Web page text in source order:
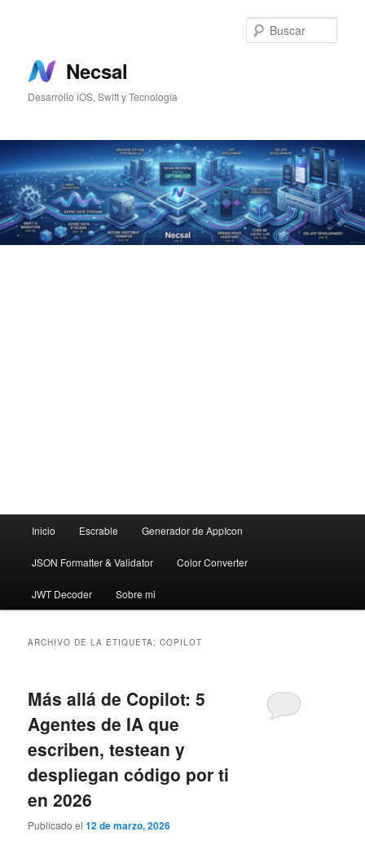
principal
secundario
Necsal
Desarrollo iOS, Swift y Tecnología
Inicio Escrable Generador de AppIcon
JSON Formatter & Validator Color Converter
JWT Decoder Sobre mi
ARCHIVO DE LA ETIQUETA:COPILOT
Más allá de Copilot: 5
Agentes de IA que
escriben, testean y
despliegan código por ti
en 2026
Publicado el12 de marzo, 2026